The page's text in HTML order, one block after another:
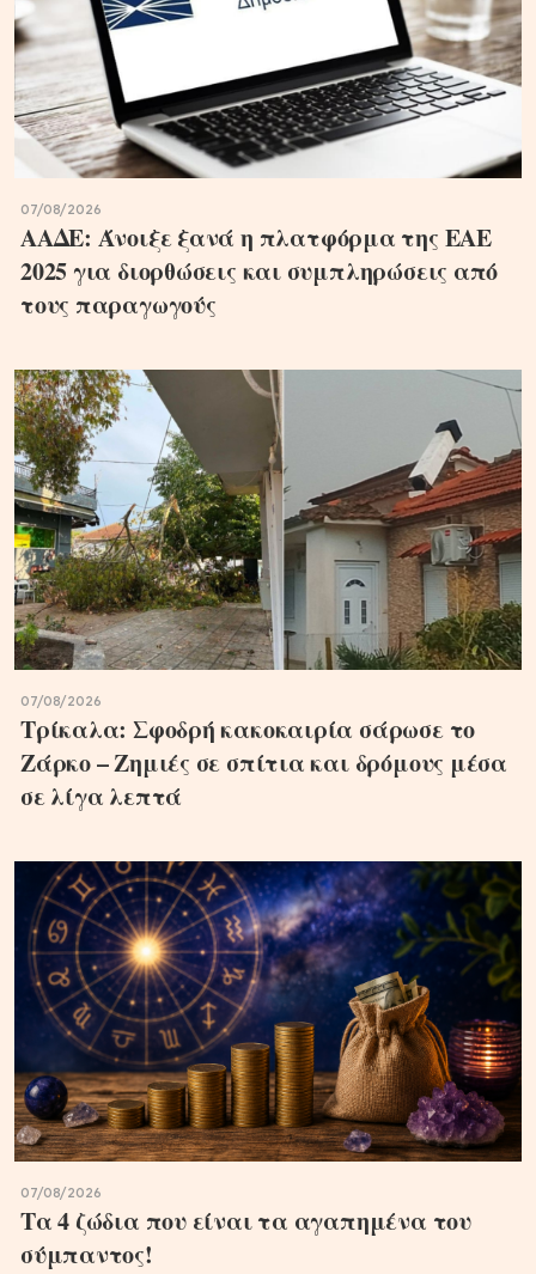
07/08/2026
ΑΑΔΕ: Άνοιξε ξανά η πλατφόρμα της ΕΑΕ
2025 για διορθώσεις και συμπληρώσεις από
τους παραγωγούς
07/08/2026
Τρίκαλα: Σφοδρή κακοκαιρία σάρωσε το
Ζάρκο – Ζημιές σε σπίτια και δρόμους μέσα
σε λίγα λεπτά
07/08/2026
Τα 4 ζώδια που είναι τα αγαπημένα του
σύμπαντος!